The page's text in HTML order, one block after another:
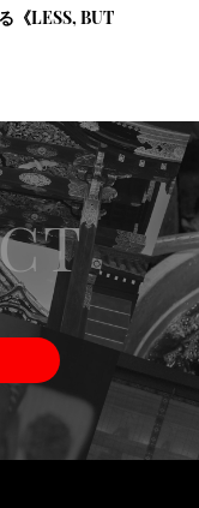
《LESS, BUT